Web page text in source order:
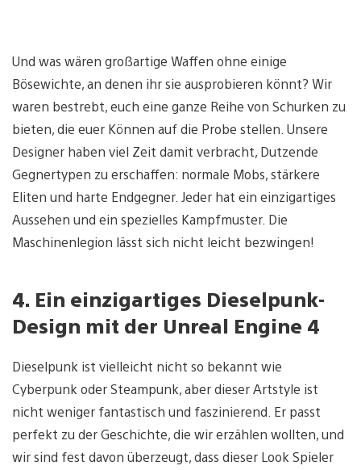
Und was wären großartige Waffen ohne einige
Bösewichte, an denen ihr sie ausprobieren könnt? Wir
waren bestrebt, euch eine ganze Reihe von Schurken zu
bieten, die euer Können auf die Probe stellen. Unsere
Designer haben viel Zeit damit verbracht, Dutzende
Gegnertypen zu erschaffen: normale Mobs, stärkere
Eliten und harte Endgegner. Jeder hat ein einzigartiges
Aussehen und ein spezielles Kampfmuster. Die
Maschinenlegion lässt sich nicht leicht bezwingen!
4. Ein einzigartiges Dieselpunk-
Design mit der Unreal Engine 4
Dieselpunk ist vielleicht nicht so bekannt wie
Cyberpunk oder Steampunk, aber dieser Artstyle ist
nicht weniger fantastisch und faszinierend. Er passt
perfekt zu der Geschichte, die wir erzählen wollten, und
wir sind fest davon überzeugt, dass dieser Look Spieler